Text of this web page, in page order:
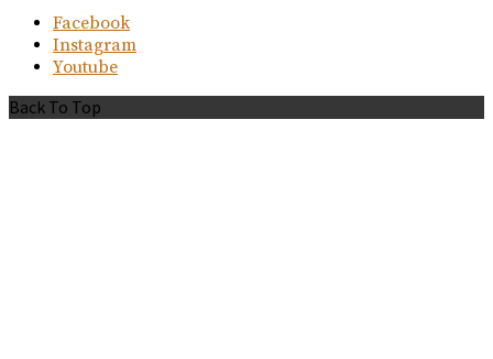
Facebook
Instagram
Youtube
Back To Top